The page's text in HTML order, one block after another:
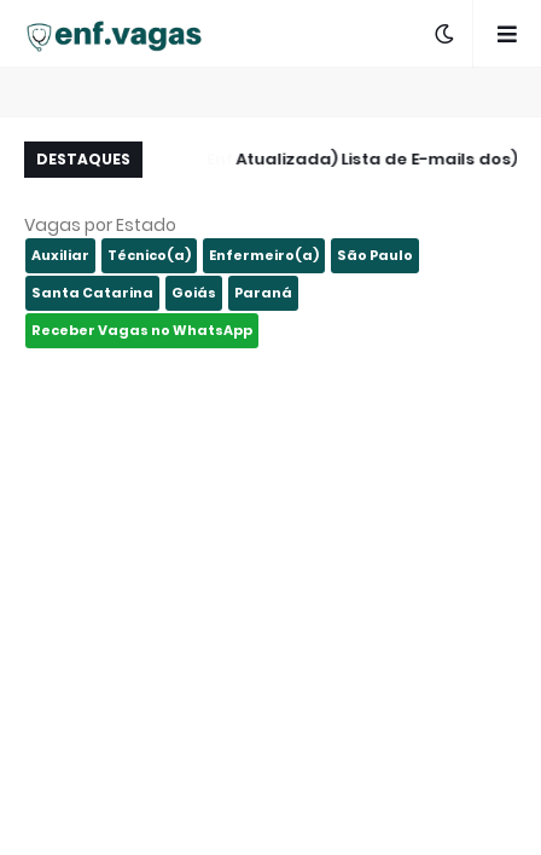
DESTAQUES
(Atualizada) Lista de E-mails dos
-
Vagas por Estado
Auxiliar Técnico(a) Enfermeiro(a)
São Paulo
Santa Catarina
Goiás
Paraná
Receber Vagas no WhatsApp